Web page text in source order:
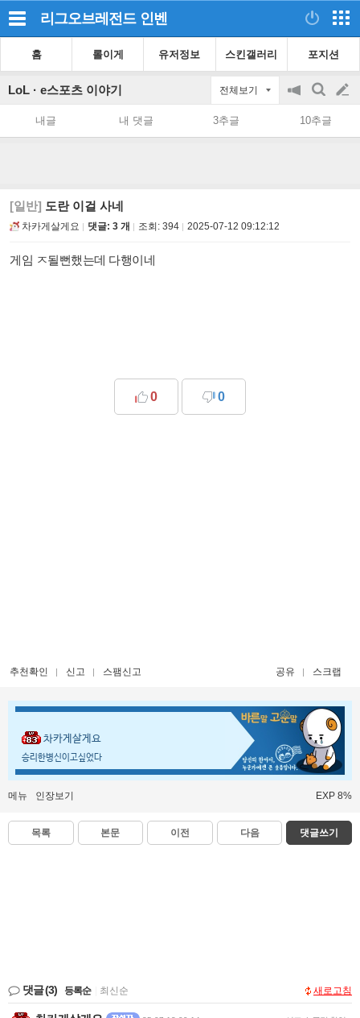
리그오브레전드 인벤
홈 롤이게 유저정보 스킨갤러리 포지션
LoL · e스포츠 이야기 전체보기
공
지
on/off
검
색
글
쓰
내글 내 댓글 3추글 10추글
[일반] 도란 이걸 사네
차카게살게요 댓글: 3 개 조회: 394 2025-07-12 09:12:12
게임 ㅈ될뻔했는데 다행이네
0 0
추천확인 신고 스팸신고 공유 스크랩
차카게살게요
승리한병신이고싶었다
메뉴 인장보기 EXP 8%
목록 본문 이전 다음 댓글쓰기
댓글(3) 등록순 최신순 새로고침